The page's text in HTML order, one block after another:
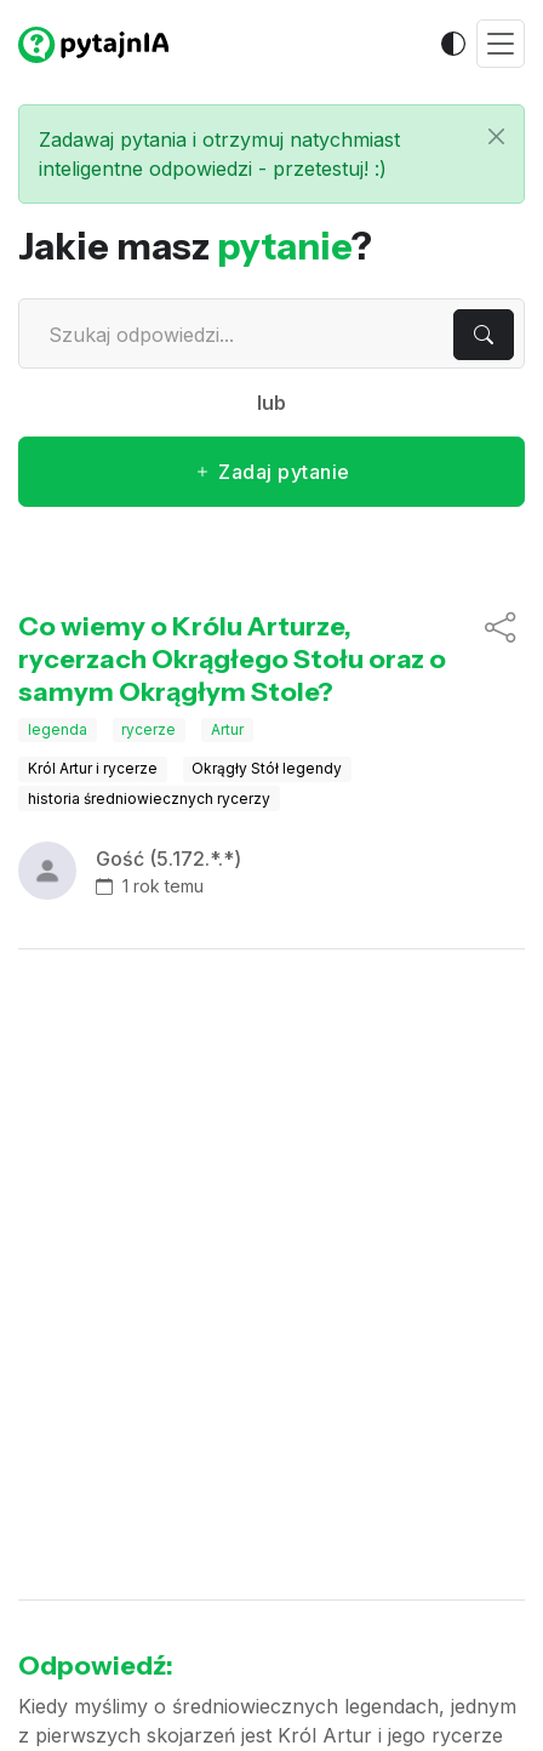
Zadawaj pytania i otrzymuj natychmiast
inteligentne odpowiedzi - przetestuj! :)
Jakie masz pytanie?
lub
Zadaj pytanie
Co wiemy o Królu Arturze,
rycerzach Okrągłego Stołu oraz o
samym Okrągłym Stole?
legenda rycerze Artur
Król Artur i rycerze
Okrągły Stół legendy
historia średniowiecznych rycerzy
Gość (5.172.*.*)
1 rok temu
Odpowiedź:
Kiedy myślimy o średniowiecznych legendach, jednym
z pierwszych skojarzeń jest Król Artur i jego rycerze